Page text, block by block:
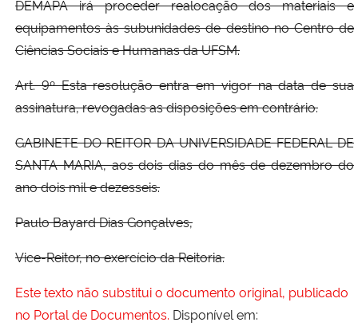
DEMAPA irá proceder realocação dos materiais e
equipamentos às subunidades de destino no Centro de
Ciências Sociais e Humanas da UFSM.
Art. 9º Esta resolução entra em vigor na data de sua
assinatura, revogadas as disposições em contrário.
GABINETE DO REITOR DA UNIVERSIDADE FEDERAL DE
SANTA MARIA, aos dois dias do mês de dezembro do
ano dois mil e dezesseis.
Paulo Bayard Dias Gonçalves,
Vice-Reitor, no exercício da Reitoria.
Este texto não substitui o documento original, publicado
no Portal de Documentos. Disponível em: